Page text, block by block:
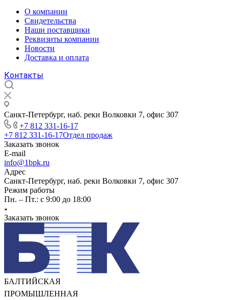
О компании
Свидетельства
Наши поставщики
Реквизиты компании
Новости
Доставка и оплата
Контакты
Санкт-Петербург, наб. реки Волковки 7, офис 307
+7 812 331-16-17
+7 812 331-16-17Отдел продаж
Заказать звонок
E-mail
info@1bpk.ru
Адрес
Санкт-Петербург, наб. реки Волковки 7, офис 307
Режим работы
Пн. – Пт.: с 9:00 до 18:00
Заказать звонок
БАЛТИЙСКАЯ
ПРОМЫШЛЕННАЯ